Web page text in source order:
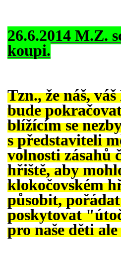
KONTAKTY
© 2026
26.6.2014 M.Z.
koupi.
Tzn., že náš,
bude
blížícím se
s představiteli
volnosti zásahů
hřiště, aby
klokočovském
působit,
poskytovat
pro naše děti